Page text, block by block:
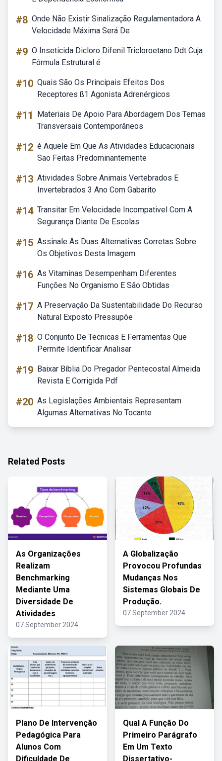
#8 Onde Não Existir Sinalização Regulamentadora A
Velocidade Máxima Será De
#9 O Inseticida Dicloro Difenil Tricloroetano Ddt Cuja
Fórmula Estrutural é
#10 Quais São Os Principais Efeitos Dos
Receptores ß1 Agonista Adrenérgicos
#11
Materiais De Apoio Para Abordagem Dos Temas
Transversais Contemporâneos
#12 é Aquele Em Que As Atividades Educacionais
Sao Feitas Predominantemente
#13 Atividades Sobre Animais Vertebrados E
Invertebrados 3 Ano Com Gabarito
#14 Transitar Em Velocidade Incompativel Com A
Segurança Diante De Escolas
#15 Assinale As Duas Alternativas Corretas Sobre
Os Objetivos Desta Imagem.
#16 As Vitaminas Desempenham Diferentes
Funções No Organismo E São Obtidas
#17 A Preservação Da Sustentabilidade Do Recurso
Natural Exposto Pressupõe
#18 O Conjunto De Tecnicas E Ferramentas Que
Permite Identificar Analisar
#19 Baixar Bíblia Do Pregador Pentecostal Almeida
Revista E Corrigida Pdf
#20 As Legislações Ambientais Representam
Algumas Alternativas No Tocante
Related Posts
As Organizações
Realizam
Benchmarking
Mediante Uma
Diversidade De
Atividades
07 September 2024
A Globalização
Provocou Profundas
Mudanças Nos
Sistemas Globais De
Produção.
07 September 2024
Plano De Intervenção
Pedagógica Para
Alunos Com
Dificuldade De
Qual A Função Do
Primeiro Parágrafo
Em Um Texto
Dissertativo-